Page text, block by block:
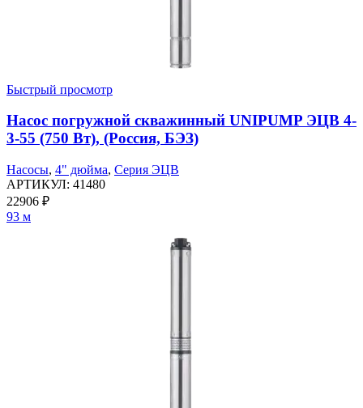
Быстрый просмотр
Насос погружной скважинный UNIPUMP ЭЦВ 4-
3-55 (750 Вт), (Россия, БЭЗ)
Насосы, 4" дюйма, Серия ЭЦВ
АРТИКУЛ: 41480
22906 ₽
93 м